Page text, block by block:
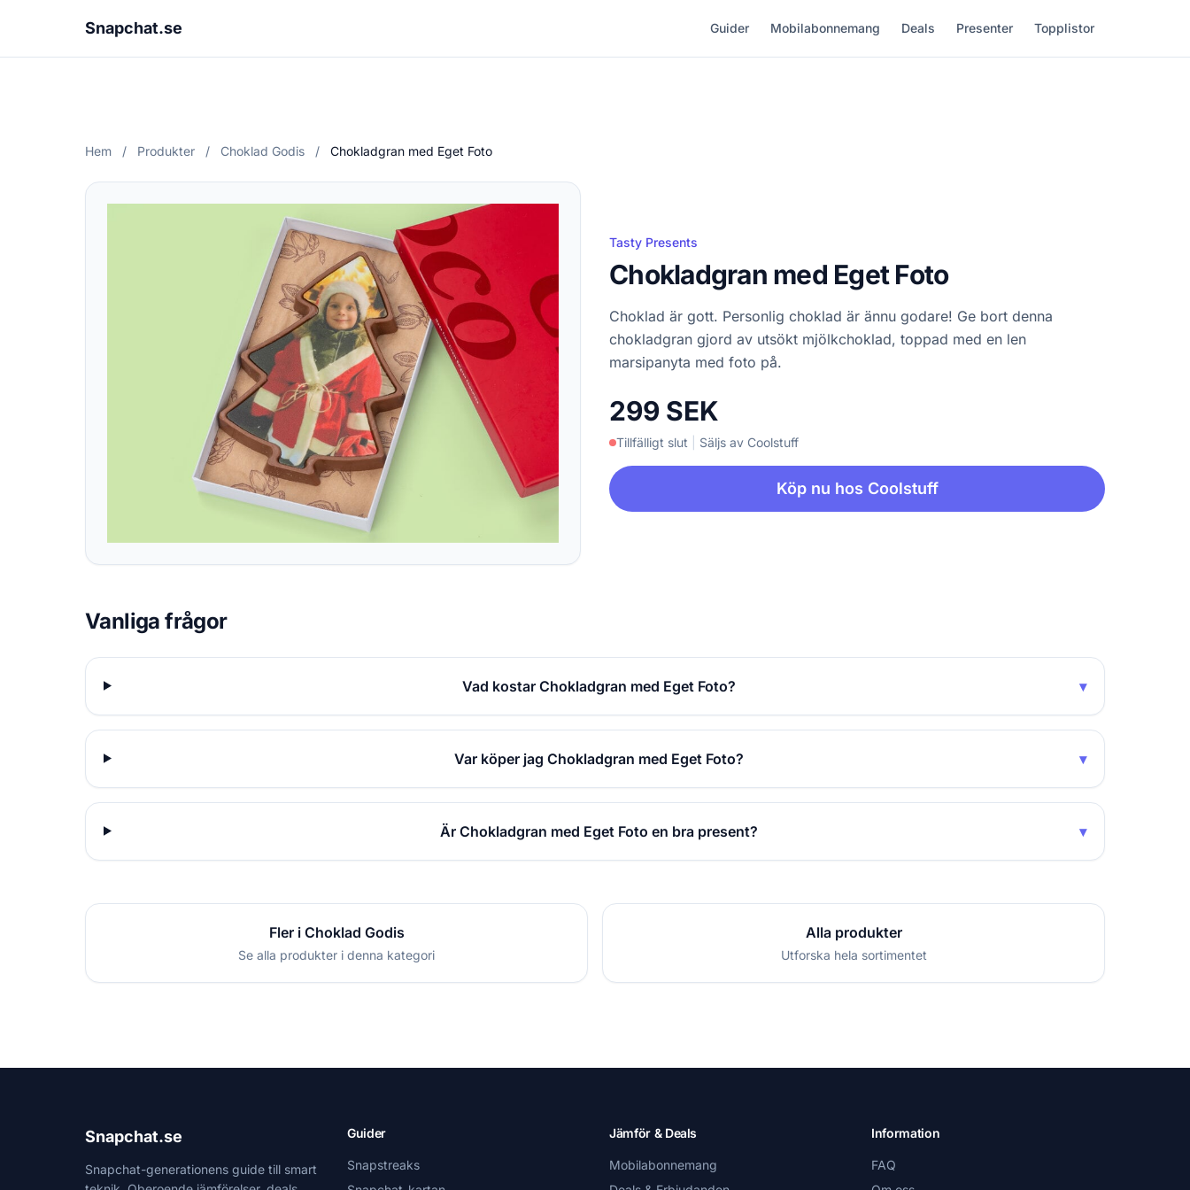
Snapchat.se Guider Mobilabonnemang Deals Presenter Topplistor
Hem / Produkter / Choklad Godis / Chokladgran med Eget Foto
Tasty Presents
Chokladgran med Eget Foto
Choklad är gott. Personlig choklad är ännu godare! Ge bort denna
chokladgran gjord av utsökt mjölkchoklad, toppad med en len
marsipanyta med foto på.
299 SEK
Tillfälligt slut Säljs av Coolstuff
Köp nu hos Coolstuff
Vanliga frågor
Vad kostar Chokladgran med Eget Foto? ▾
Var köper jag Chokladgran med Eget Foto? ▾
Är Chokladgran med Eget Foto en bra present? ▾
Fler i Choklad Godis
Se alla produkter i denna kategori
Alla produkter
Utforska hela sortimentet
Snapchat.se
Snapchat-generationens guide till smart
Guider
Snapstreaks
Jämför & Deals
Mobilabonnemang
Information
FAQ